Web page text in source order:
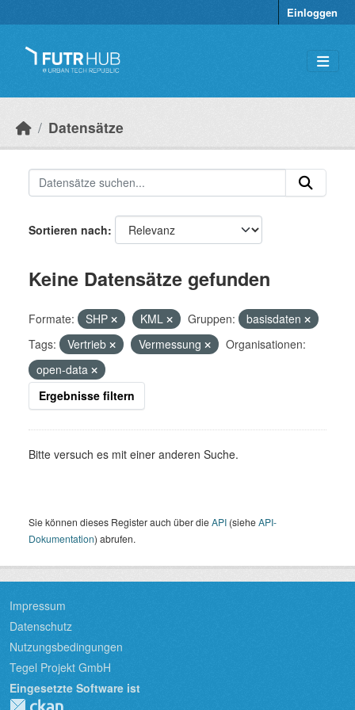
Einloggen
Datensätze
Sortieren nach
Keine Datensätze gefunden
Formate: SHP KML Gruppen:
basisdaten
Tags:
Vertrieb Vermessung
Organisationen:
open-data
Ergebnisse filtern
Bitte versuch es mit einer anderen Suche.
Sie können dieses Register auch über dieAPI (sieheAPI-
Dokumentation) abrufen.
Impressum
Datenschutz
Nutzungsbedingungen
Tegel Projekt GmbH
Eingesetzte Software ist